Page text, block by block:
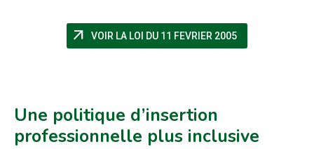
arrow_outward VOIR LA LOI DU 11 FEVRIER 2005(NOUVELLE
Une politique d’insertion
professionnelle plus inclusive